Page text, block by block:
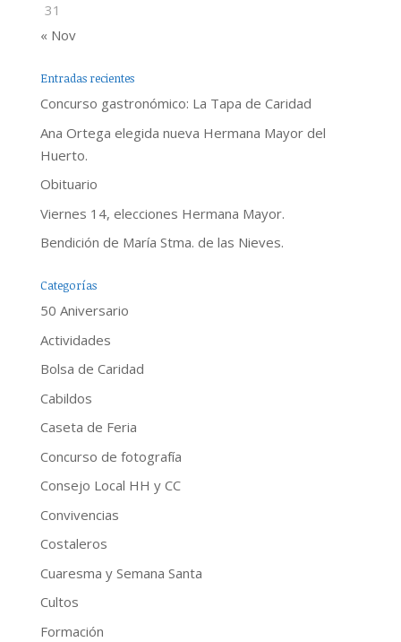
31
« Nov
Entradas recientes
Concurso gastronómico: La Tapa de Caridad
Ana Ortega elegida nueva Hermana Mayor del
Huerto.
Obituario
Viernes 14, elecciones Hermana Mayor.
Bendición de María Stma. de las Nieves.
Categorías
50 Aniversario
Actividades
Bolsa de Caridad
Cabildos
Caseta de Feria
Concurso de fotografía
Consejo Local HH y CC
Convivencias
Costaleros
Cuaresma y Semana Santa
Cultos
Formación